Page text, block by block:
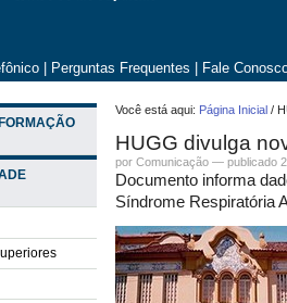
Perguntas Frequentes Fale
Você está aqui: Página Inicial /
HUGG divulga
porComunicação —publicado
Documento informa
Síndrome Respiratória